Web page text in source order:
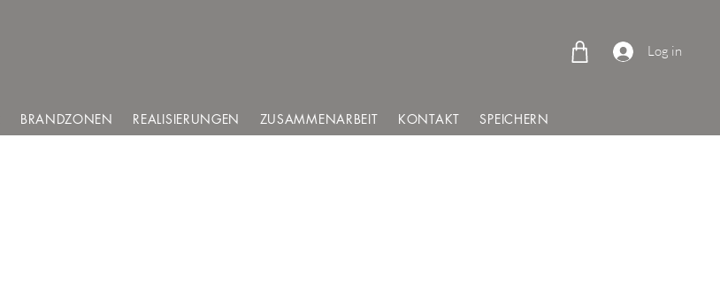
Log in
BRANDZONEN REALISIERUNGEN ZUSAMMENARBEIT KONTAKT SPEICHERN